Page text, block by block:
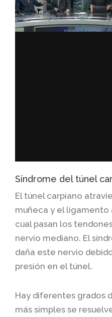
Síndrome del túnel
El túnel carpiano
muñeca y el ligamento
cual pasan los
nervio mediano. El
daña este nervio
presión en el túnel.
Hay diferentes grados
más simples se